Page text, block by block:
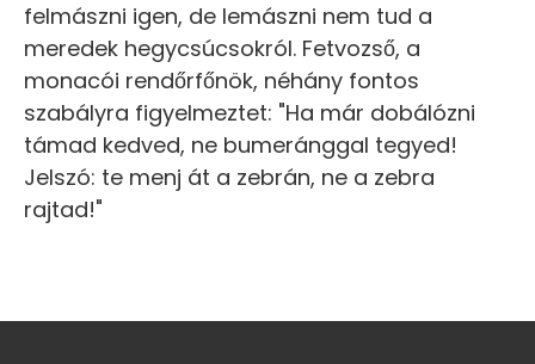
felmászni igen, de lemászni nem tud a
meredek hegycsúcsokról. Fetvozső, a
monacói rendőrfőnök, néhány fontos
szabályra figyelmeztet: "Ha már dobálózni
támad kedved, ne bumeránggal tegyed!
Jelszó: te menj át a zebrán, ne a zebra
rajtad!"